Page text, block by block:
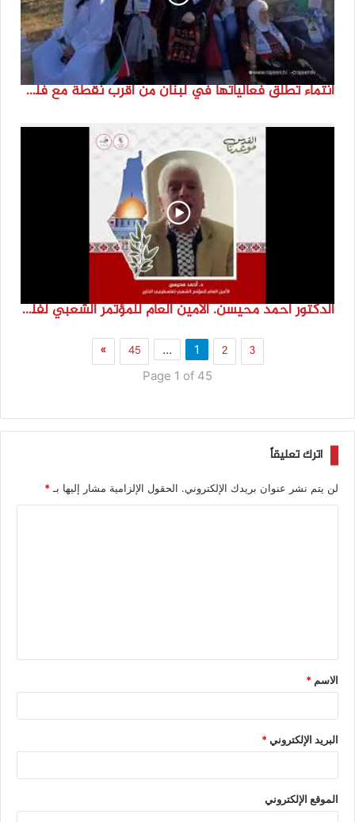
انتماء تطلق فعالياتها في لبنان من أقرب نقطة مع فلسطين المحتلة في ذكرى النكبة_74تقرير: جنى شحرور
الدكتور احمد محيسن. الامين العام للمؤتمر الشعبي لفلسطينيي الخارج
1 2 3
…
45
»
Page 1 of 45
اترك تعليقاً
لن يتم نشر عنوان بريدك الإلكتروني. الحقول الإلزامية مشار إليها بـ *
الاسم *
البريد الإلكتروني*
الموقع الإلكتروني